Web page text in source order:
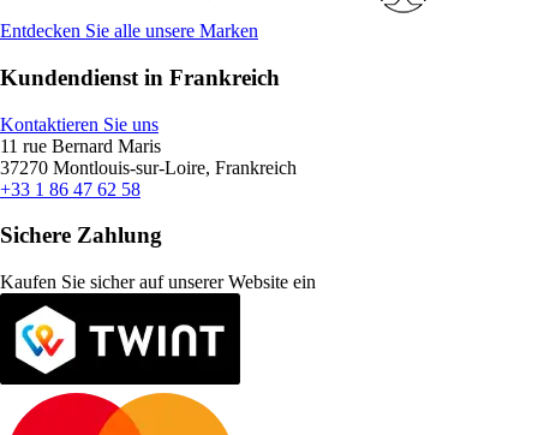
Entdecken Sie alle unsere Marken
Kundendienst in Frankreich
Kontaktieren Sie uns
11 rue Bernard Maris
37270 Montlouis-sur-Loire, Frankreich
+33 1 86 47 62 58
Sichere Zahlung
Kaufen Sie sicher auf unserer Website ein